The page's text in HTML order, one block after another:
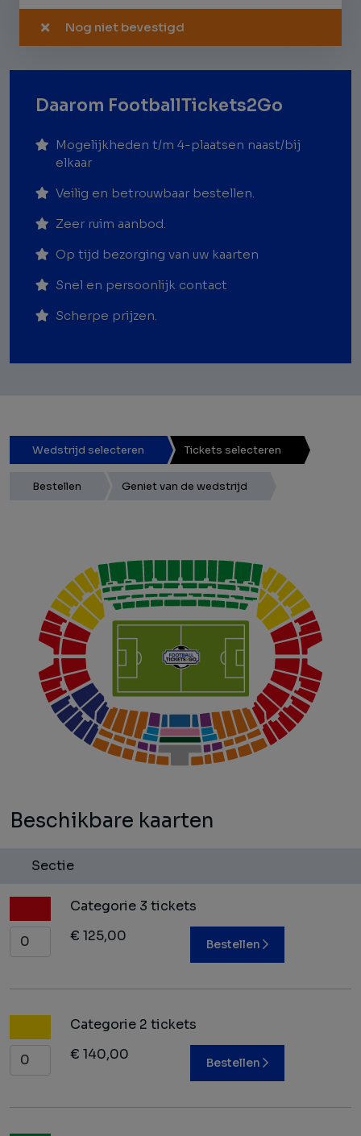
Nog niet bevestigd
Daarom FootballTickets2Go
Mogelijkheden t/m 4-plaatsen naast/bij
elkaar
Veilig en betrouwbaar bestellen.
Zeer ruim aanbod.
Op tijd bezorging van uw kaarten
Snel en persoonlijk contact
Scherpe prijzen.
Wedstrijd selecteren Tickets selecteren
Bestellen Geniet van de wedstrijd
Beschikbare kaarten
Sectie
Categorie 3 tickets
€ 125,00
Bestellen
Categorie 2 tickets
€ 140,00
Bestellen